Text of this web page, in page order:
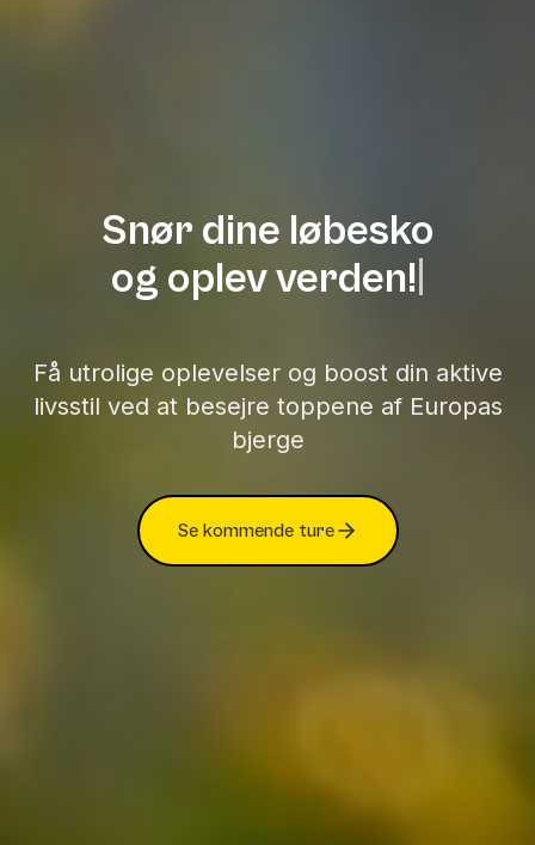
Snør dine løbesko
og oplev verden!
Få utrolige oplevelser og boost din aktive
livsstil ved at besejre toppene af Europas
bjerge
Se kommende ture